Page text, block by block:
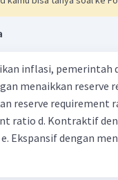
Rp 150.000
dua minggu
biaya iklan: Rp
biaya listrik: Rp
inflasi, pemerintah
menaikkan
reserve
ratio d. Kontraktif
dengan
kebijakan moneter
di mana bentuk